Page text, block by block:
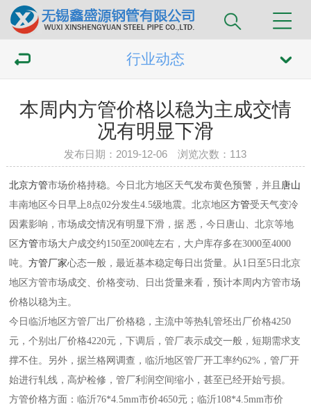
行业动态
本周内方管价格以稳为主成交情
况有明显下滑
发布日期：2019-12-06 浏览次数： 113
北京方管市场价格持稳。今日北方地区天气发布黄色预警，并且 唐山
丰南地区今日早上8点02分发生4.5级地震。北京地区方管受天气变冷
因素影响，市场成交情况有明显下滑，据 悉，今日唐山、北京等地
区方管市场大户成交约150至200吨左右，大户库存多在3000至4000
吨。方管厂家心态一般，最近基本稳定每日出货量。从1日至5日北京
地区方管市场成交、价格变动、日出货量来看，预计本周内方管市场
价格以稳为主。
今日临沂地区方管厂出厂价格稳，主流中等热轧管坯出厂价格4250
元，个别出厂价格4220元，下调后，管厂表示成交一般，短期需求支
撑不住。另外，据兰格网调查，临沂地区管厂开工率约62%，管厂开
始进行轧线，高炉检修，管厂利润空间缩小，甚至已经开始亏损。
方管价格方面：临沂76*4.5mm市价4650元；临沂108*4.5mm市价